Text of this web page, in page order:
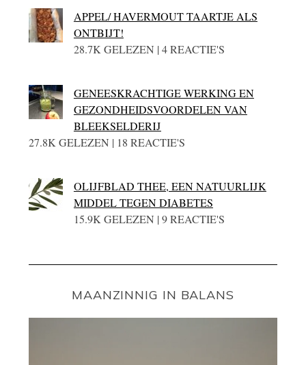
APPEL/ HAVERMOUT TAARTJE ALS
ONTBIJT!
28.7K GELEZEN | 4 REACTIE'S
GENEESKRACHTIGE WERKING EN
GEZONDHEIDSVOORDELEN VAN
BLEEKSELDERIJ
27.8K GELEZEN | 18 REACTIE'S
OLIJFBLAD THEE, EEN NATUURLIJK
MIDDEL TEGEN DIABETES
15.9K GELEZEN | 9 REACTIE'S
MAANZINNIG IN BALANS